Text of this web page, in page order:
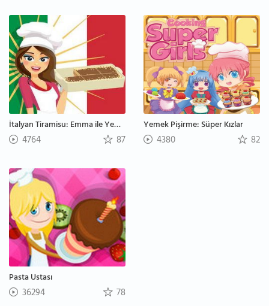
İtalyan Tiramisu: Emma ile Yemek Pişirme
4764 87
Yemek Pişirme: Süper Kızlar
4380 82
Pasta Ustası
36294 78